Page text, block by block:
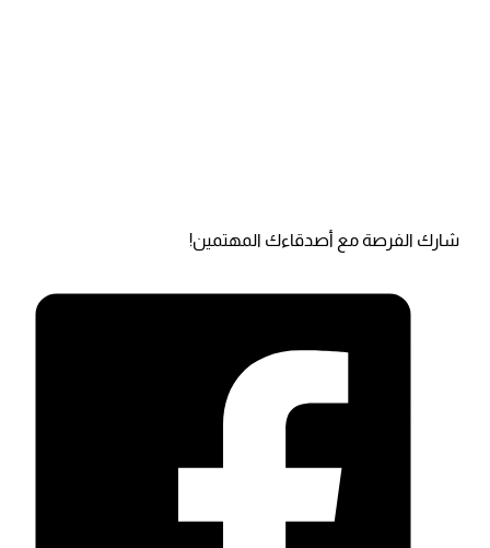
شارك الفرصة مع أصدقاءك المهتمين!